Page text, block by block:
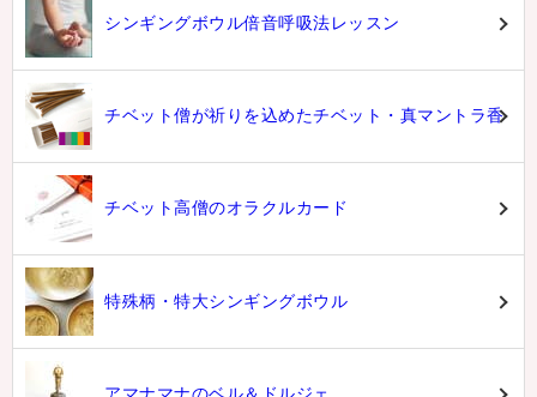
シンギングボウル倍音呼吸法レッスン
チベット僧が祈りを込めたチベット・真マントラ香
チベット高僧のオラクルカード
特殊柄・特大シンギングボウル